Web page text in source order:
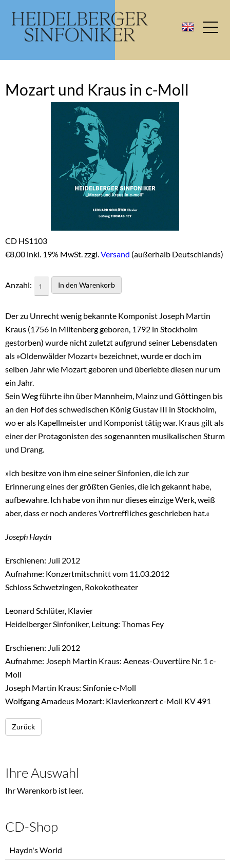
Mozart und Kraus in c-Moll
CD HS1103
€8,00 inkl. 19% MwSt. zzgl.Versand (außerhalb Deutschlands)
Anzahl:
Der zu Unrecht wenig bekannte Komponist Joseph Martin
Kraus (1756 in Miltenberg geboren, 1792 in Stockholm
gestorben) wurde nicht zuletzt aufgrund seiner Lebensdaten
als »Oldenwälder Mozart« bezeichnet, wurde er doch im
selben Jahr wie Mozart geboren und überlebte diesen nur um
ein Jahr.
Sein Weg führte ihn über Mannheim, Mainz und Göttingen bis
an den Hof des schwedischen König Gustav III in Stockholm,
wo er als Kapellmeister und Komponist tätig war. Kraus gilt als
einer der Protagonisten des sogenannten musikalischen Sturm
und Drang.
»Ich besitze von ihm eine seiner Sinfonien, die ich zur
Erinnerung eines der größten Genies, die ich gekannt habe,
aufbewahre. Ich habe von ihm nur dieses einzige Werk, weiß
aber, dass er noch anderes Vortreffliches geschrieben hat.«
Joseph Haydn
Erschienen: Juli 2012
Aufnahme: Konzertmitschnitt vom 11.03.2012
Schloss Schwetzingen, Rokokotheater
Leonard Schlüter, Klavier
Heidelberger Sinfoniker, Leitung: Thomas Fey
Erschienen: Juli 2012
Aufnahme: Joseph Martin Kraus: Aeneas-Ouvertüre Nr. 1 c-
Moll
Joseph Martin Kraus: Sinfonie c-Moll
Wolfgang Amadeus Mozart: Klavierkonzert c-Moll KV 491
Zurück
Ihre Auswahl
Ihr Warenkorb ist leer.
CD-Shop
überspringen
Haydn's World